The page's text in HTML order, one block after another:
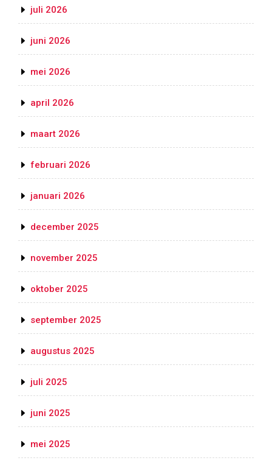
juli 2026
juni 2026
mei 2026
april 2026
maart 2026
februari 2026
januari 2026
december 2025
november 2025
oktober 2025
september 2025
augustus 2025
juli 2025
juni 2025
mei 2025